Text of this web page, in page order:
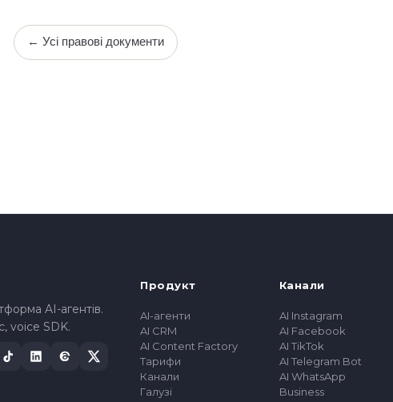
← Усі правові документи
AI-агентів.
voice SDK.
Продукт
AI-агенти
AI CRM
AI Content Factory
Тарифи
Канали
Галузі
Канали
AI Instagram
AI Facebook
AI TikTok
AI Telegram Bot
AI WhatsApp
Business